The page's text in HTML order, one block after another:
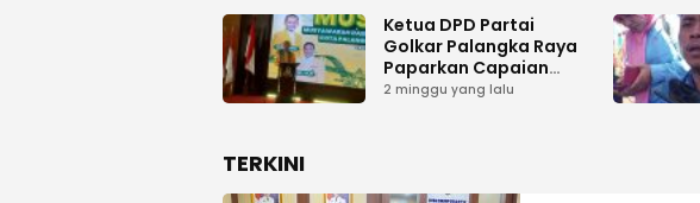
Kalimantan Tengah
Ketua DPD Partai
Golkar Palangka Raya
Paparkan Capaian
Organisasi dan
2 minggu yang lalu
TERKINI